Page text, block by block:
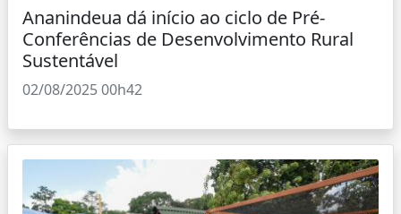
Ananindeua dá início ao ciclo de Pré-
Conferências de Desenvolvimento Rural
Sustentável
02/08/2025 00h42